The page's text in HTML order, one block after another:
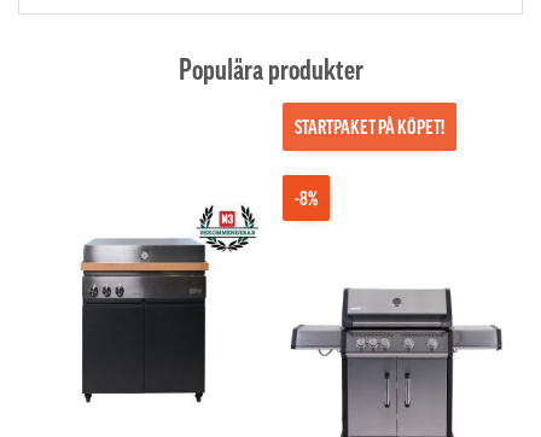
Populära produkter
-8%
STARTPAKET PÅ KÖPET!